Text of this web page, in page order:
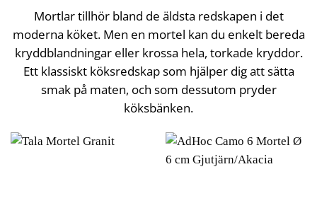
Mortlar tillhör bland de äldsta redskapen i det
moderna köket. Men en mortel kan du enkelt bereda
kryddblandningar eller krossa hela, torkade kryddor.
Ett klassiskt köksredskap som hjälper dig att sätta
smak på maten, och som dessutom pryder
köksbänken.